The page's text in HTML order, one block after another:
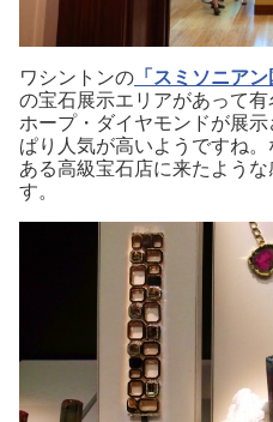
ワシントンの 「スミソニア
の宝石展示エリアがあって
ホープ・ダイヤモンドが展
ぱり人気が高いようですね
ある高級宝石店に来たよう
す。